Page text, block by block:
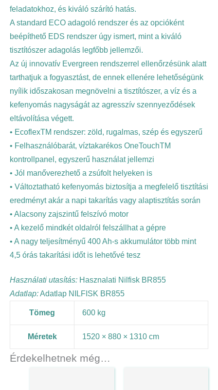
feladatokhoz, és kiváló szárító hatás.
A standard ECO adagoló rendszer és az opcióként
beépíthető EDS rendszer úgy ismert, mint a kiváló
tisztítószer adagolás legfőbb jellemzői.
Az új innovatív Evergreen rendszerrel ellenőrzésünk alatt
tarthatjuk a fogyasztást, de ennek ellenére lehetőségünk
nyílik időszakosan megnövelni a tisztítószer, a víz és a
kefenyomás nagyságát az agresszív szennyeződések
eltávolítása végett.
• EcoflexTM rendszer: zöld, rugalmas, szép és egyszerű
• Felhasználóbarát, víztakarékos OneTouchTM
kontrollpanel, egyszerű használat jellemzi
• Jól manőverezhető a zsúfolt helyeken is
• Változtatható kefenyomás biztosítja a megfelelő tisztítási
eredményt akár a napi takarítás vagy alaptisztítás során
• Alacsony zajszintű felszívó motor
• A kezelő mindkét oldalról felszállhat a gépre
• A nagy teljesítményű 400 Ah-s akkumulátor több mint
4,5 órás takarítási időt is lehetővé tesz
Használati utasítás: Hasznalati Nilfisk BR855
Adatlap:Adatlap NILFISK BR855
Tömeg 600 kg
Méretek 1520 × 880 × 1310 cm
Érdekelhetnek még…